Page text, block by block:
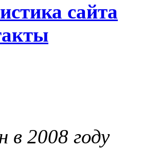
сайта
в 2008 году